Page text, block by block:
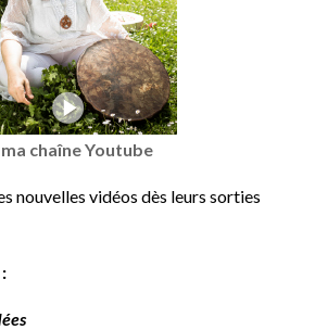
ma chaîne Youtube
nouvelles vidéos dès leurs sorties